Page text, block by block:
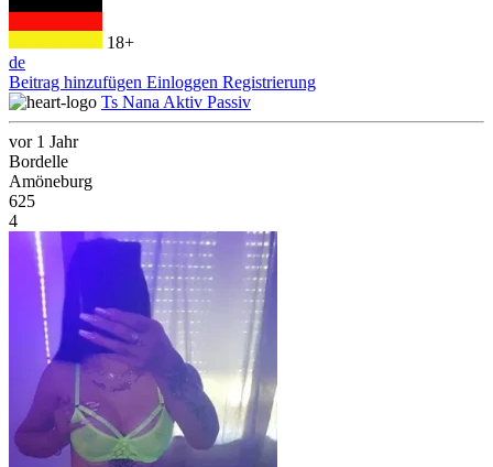
18+
de
Beitrag hinzufügen Einloggen Registrierung
Ts Nana Aktiv Passiv
vor 1 Jahr
Bordelle
Amöneburg
625
4